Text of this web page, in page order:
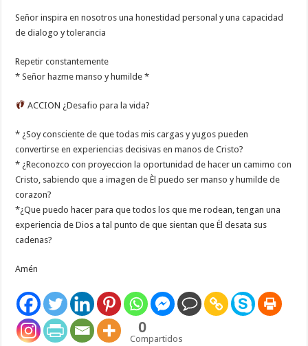
Señor inspira en nosotros una honestidad personal y una capacidad
de dialogo y tolerancia
Repetir constantemente
* Señor hazme manso y humilde *
ACCION ¿Desafio para la vida?
* ¿Soy consciente de que todas mis cargas y yugos pueden
convertirse en experiencias decisivas en manos de Cristo?
* ¿Reconozco con proyeccion la oportunidad de hacer un camimo con
Cristo, sabiendo que a imagen de Èl puedo ser manso y humilde de
corazon?
*¿Que puedo hacer para que todos los que me rodean, tengan una
experiencia de Dios a tal punto de que sientan que Él desata sus
cadenas?
Amén
0
Compartidos